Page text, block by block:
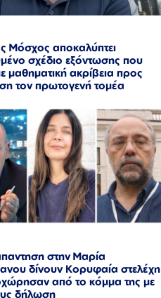
Μόσχος αποκαλύπτει
σχέδιο εξόντωσης που
μαθηματική ακρίβεια προς
τον πρωτογενή τομέα
στην Μαρία
δίνουν Κορυφαία στελέχη
από το κόμμα της με
δήλωση